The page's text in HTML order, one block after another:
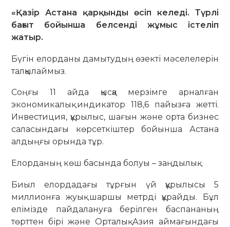
«Қазір Астана қарқынды өсіп келеді. Түрлі
бағыт бойынша белсенді жұмыс істеліп
жатыр.
Бүгін елорданы дамытудың өзекті мәселелерін
талқылаймыз.
Соңғы 11 айда қысқа мерзімге арналған
экономикалық индикатор 118,6 пайызға жетті.
Инвестиция, құрылыс, шағын және орта бизнес
саласындағы көрсеткіштер бойынша Астана
алдыңғы орында тұр.
Елорданың көш басында болуы – заңдылық.
Биыл елордадағы тұрғын үй құрылысы 5
миллионға жуық шаршы метрді құрайды. Бұл
елімізде пайдалануға берілген баспананың
төрттен бірі және Орталық Азия аймағындағы